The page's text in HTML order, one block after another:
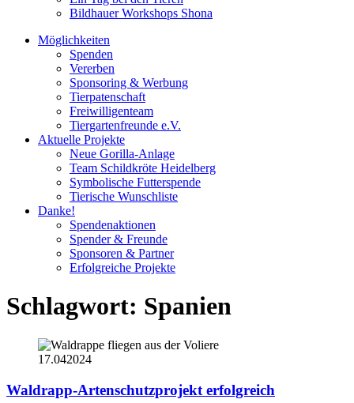
Bildhauer Workshops Shona
Möglichkeiten
Spenden
Vererben
Sponsoring & Werbung
Tierpatenschaft
Freiwilligenteam
Tiergartenfreunde e.V.
Aktuelle Projekte
Neue Gorilla-Anlage
Team Schildkröte Heidelberg
Symbolische Futterspende
Tierische Wunschliste
Danke!
Spendenaktionen
Spender & Freunde
Sponsoren & Partner
Erfolgreiche Projekte
Schlagwort: Spanien
17.042024
Waldrapp-Artenschutzprojekt erfolgreich